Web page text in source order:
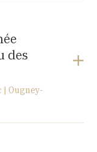
des
| Ougney-